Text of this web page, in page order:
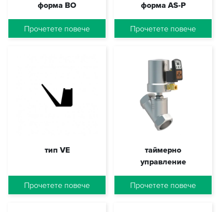
форма BO
WDR BOПрочетете повече
форма AS-P
WDR AS-PПрочетете повече
тип VE
VR VEПрочетете повече
таймерно
управление
DUMMY_MTS_KS_TA_STEU
Прочетете повече